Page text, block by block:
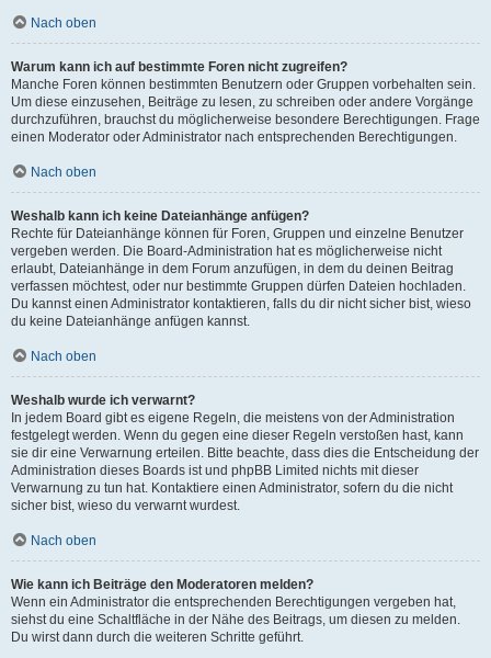
Nach oben
Warum kann ich auf bestimmte Foren nicht zugreifen?
Manche Foren können bestimmten Benutzern oder Gruppen vorbehalten sein.
Um diese einzusehen, Beiträge zu lesen, zu schreiben oder andere Vorgänge
durchzuführen, brauchst du möglicherweise besondere Berechtigungen. Frage
einen Moderator oder Administrator nach entsprechenden Berechtigungen.
Nach oben
Weshalb kann ich keine Dateianhänge anfügen?
Rechte für Dateianhänge können für Foren, Gruppen und einzelne Benutzer
vergeben werden. Die Board-Administration hat es möglicherweise nicht
erlaubt, Dateianhänge in dem Forum anzufügen, in dem du deinen Beitrag
verfassen möchtest, oder nur bestimmte Gruppen dürfen Dateien hochladen.
Du kannst einen Administrator kontaktieren, falls du dir nicht sicher bist, wieso
du keine Dateianhänge anfügen kannst.
Nach oben
Weshalb wurde ich verwarnt?
In jedem Board gibt es eigene Regeln, die meistens von der Administration
festgelegt werden. Wenn du gegen eine dieser Regeln verstoßen hast, kann
sie dir eine Verwarnung erteilen. Bitte beachte, dass dies die Entscheidung der
Administration dieses Boards ist und phpBB Limited nichts mit dieser
Verwarnung zu tun hat. Kontaktiere einen Administrator, sofern du die nicht
sicher bist, wieso du verwarnt wurdest.
Nach oben
Wie kann ich Beiträge den Moderatoren melden?
Wenn ein Administrator die entsprechenden Berechtigungen vergeben hat,
siehst du eine Schaltfläche in der Nähe des Beitrags, um diesen zu melden.
Du wirst dann durch die weiteren Schritte geführt.